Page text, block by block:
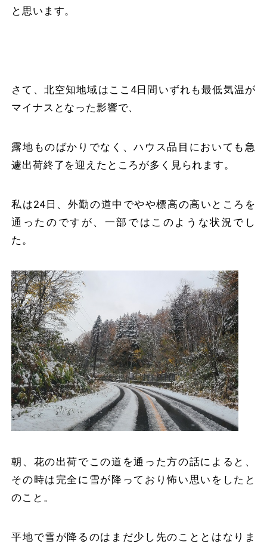
と思います。
さて、北空知地域はここ4日間いずれも最低気温が
マイナスとなった影響で、
露地ものばかりでなく、ハウス品目においても急
遽出荷終了を迎えたところが多く見られます。
私は24日、外勤の道中でやや標高の高いところを
通ったのですが、一部ではこのような状況でし
た。
朝、花の出荷でこの道を通った方の話によると、
その時は完全に雪が降っており怖い思いをしたと
のこと。
平地で雪が降るのはまだ少し先のこととはなりま